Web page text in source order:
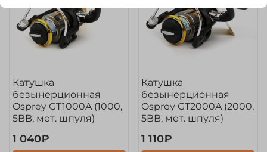
Катушка
безынерционная
Osprey GT1000A (1000,
5BB, мет. шпуля)
1 040₽
Катушка
безынерционная
Osprey GT2000A (2000,
5BB, мет. шпуля)
1 110₽